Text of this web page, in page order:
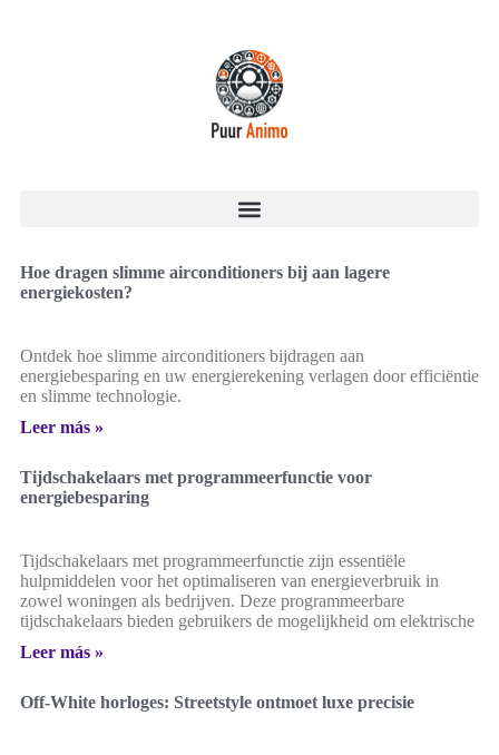
Hoe dragen slimme airconditioners bij aan lagere
energiekosten?
Ontdek hoe slimme airconditioners bijdragen aan
energiebesparing en uw energierekening verlagen door efficiëntie
en slimme technologie.
Leer más »
Tijdschakelaars met programmeerfunctie voor
energiebesparing
Tijdschakelaars met programmeerfunctie zijn essentiële
hulpmiddelen voor het optimaliseren van energieverbruik in
zowel woningen als bedrijven. Deze programmeerbare
tijdschakelaars bieden gebruikers de mogelijkheid om elektrische
Leer más »
Off-White horloges: Streetstyle ontmoet luxe precisie